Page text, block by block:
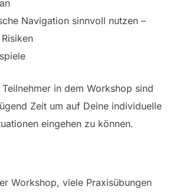
Navigation sinnvoll nutzen –
in dem Workshop sind
Zeit um auf Deine individuelle
eingehen zu können.
Workshop, viele Praxisübungen